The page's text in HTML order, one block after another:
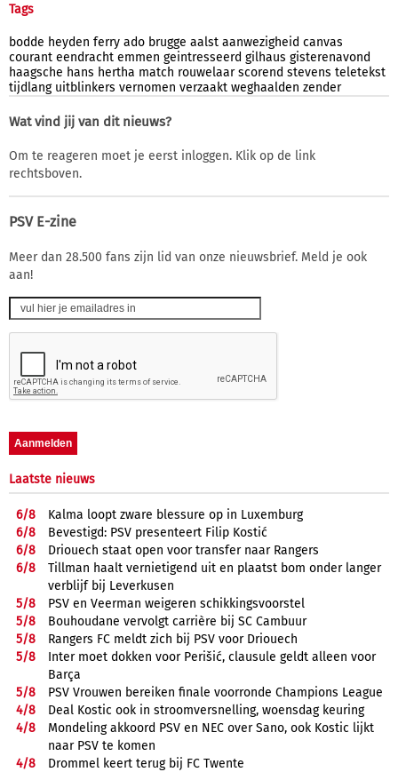
Tags
bodde heyden ferry ado brugge aalst aanwezigheid canvas
courant eendracht emmen geintresseerd gilhaus gisterenavond
haagsche hans hertha match rouwelaar scorend stevens teletekst
tijdlang uitblinkers vernomen verzaakt weghaalden zender
Wat vind jij van dit nieuws?
Om te reageren moet je eerst inloggen. Klik op de link
rechtsboven.
PSV E-zine
Meer dan 28.500 fans zijn lid van onze nieuwsbrief. Meld je ook
aan!
Laatste nieuws
6/8
Kalma loopt zware blessure op in Luxemburg
6/8
Bevestigd: PSV presenteert Filip Kostić
6/8
Driouech staat open voor transfer naar Rangers
6/8
Tillman haalt vernietigend uit en plaatst bom onder langer
verblijf bij Leverkusen
5/8
PSV en Veerman weigeren schikkingsvoorstel
5/8
Bouhoudane vervolgt carrière bij SC Cambuur
5/8
Rangers FC meldt zich bij PSV voor Driouech
5/8
Inter moet dokken voor Perišić, clausule geldt alleen voor
Barça
5/8
PSV Vrouwen bereiken finale voorronde Champions League
4/8
Deal Kostic ook in stroomversnelling, woensdag keuring
4/8
Mondeling akkoord PSV en NEC over Sano, ook Kostic lijkt
naar PSV te komen
4/8
Drommel keert terug bij FC Twente